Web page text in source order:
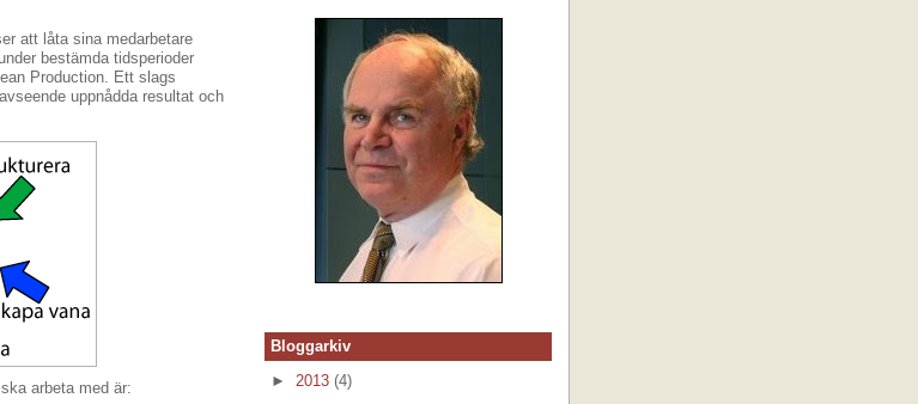
att låta sina medarbetare
bestämda tidsperioder
Production. Ett slags
uppnådda resultat och
arbeta med är:
Bloggarkiv
► 2013 (4)